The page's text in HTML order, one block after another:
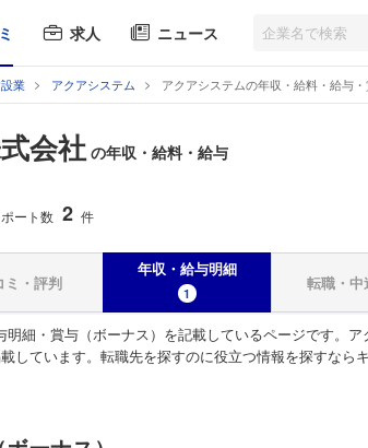
求人 ニュース
業 アクアシステム アクアシステムの年収・給料・給与・
会社の年収・給料・給与
ート数 2 件
ミ・評判
年収・給与明細
1
転職・中
細・賞与（ボーナス）を記載しているページです。
しています。転職先を探すのに役立つ情報を探すなら